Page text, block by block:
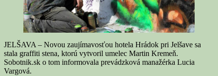
JELŠAVA – Novou zaujímavosťou hotela Hrádok pri Jelšave sa
stala graffiti stena, ktorú vytvoril umelec Martin Kremeň.
Sobotnik.sk o tom informovala prevádzková manažérka Lucia
Vargová.